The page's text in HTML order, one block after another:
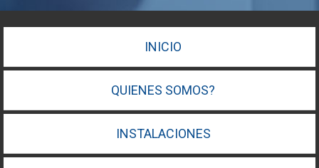
INICIO
QUIENES SOMOS?
INSTALACIONES